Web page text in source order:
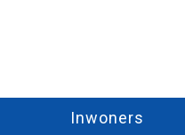
Inwoners